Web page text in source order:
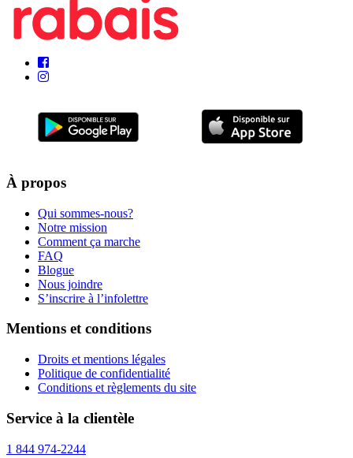
À propos
Qui sommes-nous?
Notre mission
Comment ça marche
FAQ
Blogue
Nous joindre
S’inscrire à l’infolettre
Mentions et conditions
Droits et mentions légales
Politique de confidentialité
Conditions et règlements du site
Service à la clientèle
1 844 974-2244